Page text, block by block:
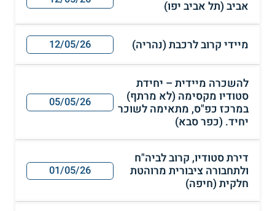
אביב (תל אביב יפו)
מיידי קרוב לרכבת (נהריה) 12/05/26
להשכרה מיידית – יחידת
סטודיו מקסימה (לא מרתף)
במרכז כפ"ס, מתאימה לשוכר
יחיד. (כפר סבא)
05/05/26
דירת סטודיו, קרוב לביה"ח
ולתחבורה ציבורית מרוהטת
חלקית (חיפה)
01/05/26